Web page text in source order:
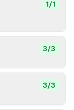
1/1
3/3
3/3